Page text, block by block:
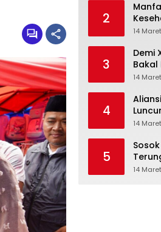
2
14
3
Demi
Bakal
14
4
14
5
14